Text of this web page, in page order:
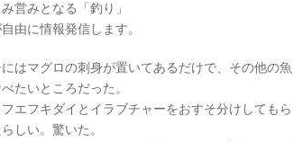
営みとなる「釣り」
由に情報発信します。
はマグロの刺身が置いてあるだけで、その他の
たいところだった。
エフキダイとイラブチャーをおすそ分けしても
しい。驚いた。